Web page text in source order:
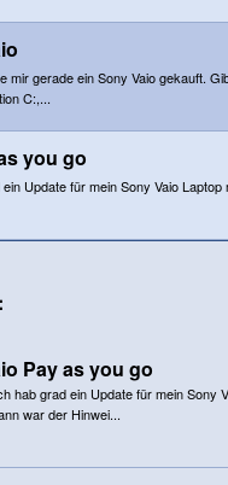
mir gerade ein Sony Vaio gekauft.
C:,...
you go
Update für mein Sony Vaio
Pay as you go
hab grad ein Update für mein Sony
war der Hinwei...